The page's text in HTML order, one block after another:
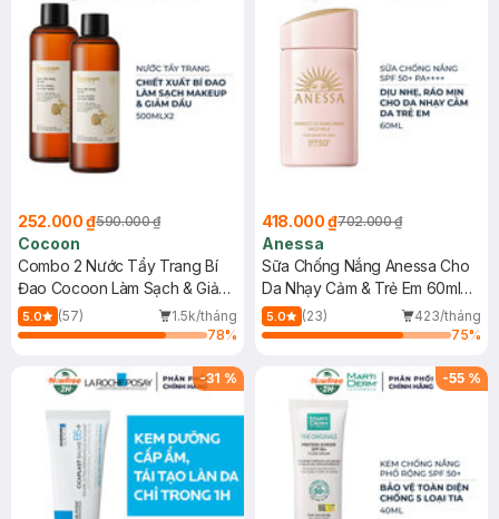
252.000 ₫590.000 ₫
Cocoon
Combo 2 Nước Tẩy Trang Bí
Đao Cocoon Làm Sạch & Giảm
Dầu 500ml
5.0 (57)
1.5k/tháng
78%
418.000 ₫702.000 ₫
Anessa
Sữa Chống Nắng Anessa Cho
Da Nhạy Cảm & Trẻ Em 60ml
(Mới)
5.0 (23)
423/tháng
75%
-31 % -55 %